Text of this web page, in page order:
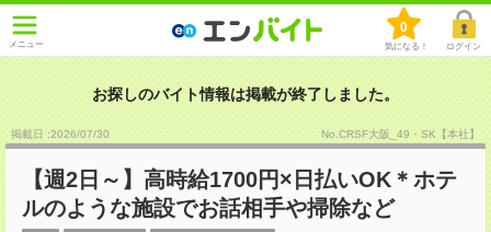
メニュー
0
気になる！ ログイン
お探しのバイト情報は掲載が終了しました。
掲載日 :2026/07/30 No.CRSF大阪_49・SK【本社】
【週2日～】高時給1700円×日払いOK＊ホテ
ルのような施設でお話相手や掃除など